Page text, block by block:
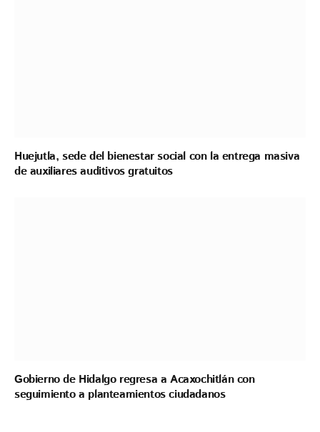
Huejutla, sede del bienestar social con la entrega masiva
de auxiliares auditivos gratuitos
Gobierno de Hidalgo regresa a Acaxochitlán con
seguimiento a planteamientos ciudadanos